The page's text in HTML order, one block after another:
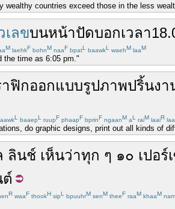
countries exceed those in the less
เลขบนหน้าปัดบอกเวลา
M laehkF bohnM naaF bpatL baawkL waehM laaM
the time as 6:05 pm."
ฟิกออกแบบรูปภาพปริ้นงา
aawkL baaepL ruupF phaapF bprinF ngaanM aL raiM laaiR
do graphic designs, print out all kinds of
ลินช์ เห็นว่าทุก ๆ ๑๐ เปอร์
ต์
R waaF thookH sipL bpuuhrM senM theeF raaM khaaM nam